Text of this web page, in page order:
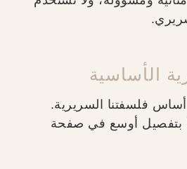
الأساسية
أساس فلسفتنا السريرية.
بتفصيل أوسع في صفحة